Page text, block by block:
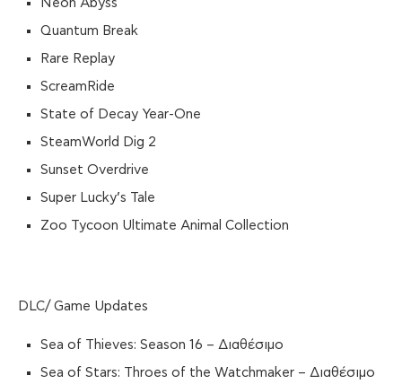
Neon Abyss
Quantum Break
Rare Replay
ScreamRide
State of Decay Year-One
SteamWorld Dig 2
Sunset Overdrive
Super Lucky’s Tale
Zoo Tycoon Ultimate Animal Collection
DLC/ Game Updates
Sea of Thieves: Season 16 – Διαθέσιμο
Sea of Stars: Throes of the Watchmaker – Διαθέσιμο